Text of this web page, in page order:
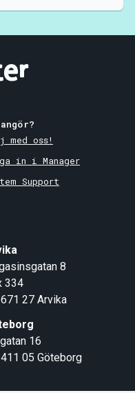
med oss!
in i Manager
Support
8
334
27 Arvika
16
05 Göteborg